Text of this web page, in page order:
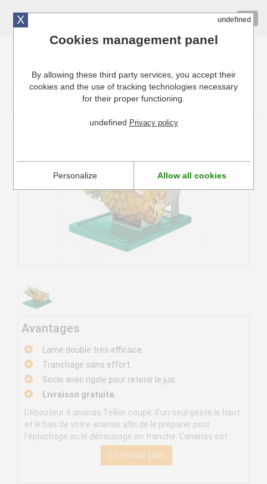
Cuisinresto: Ustensiles de cuisine pour professionnels
Avantages
Lame double très efficace.
Tranchage sans effort.
Socle avec rigole pour retenir le jus.
Livraison gratuite.
L'ébouteur à ananas Tellier coupe d'un seul geste le haut
et le bas de votre ananas afin de le préparer pour
l'épluchage ou le découpage en tranche. L'ananas est...
En savoir plus
X undefined
Cookies management panel
By allowing these third party services, you accept their
cookies and the use of tracking technologies necessary
for their proper functioning.
undefined Privacy policy
Personalize Allow all cookies